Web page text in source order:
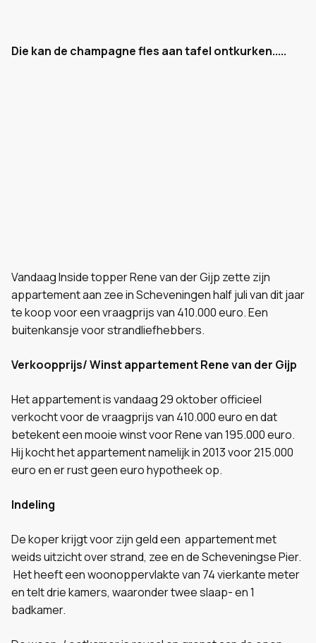
Die kan de champagne fles aan tafel ontkurken.....
Vandaag Inside topper Rene van der Gijp zette zijn
appartement aan zee in Scheveningen half juli van dit jaar
te koop voor een vraagprijs van 410.000 euro. Een
buitenkansje voor strandliefhebbers.
Verkoopprijs/ Winst appartement Rene van der Gijp
Het appartement is vandaag 29 oktober officieel
verkocht voor de vraagprijs van 410.000 euro en dat
betekent een mooie winst voor Rene van 195.000 euro.
Hij kocht het appartement namelijk in 2013 voor 215.000
euro en er rust geen euro hypotheek op.
Indeling
De koper krijgt voor zijn geld een appartement met
weids uitzicht over strand, zee en de Scheveningse Pier.
Het heeft een woonoppervlakte van 74 vierkante meter
en telt drie kamers, waaronder twee slaap- en 1
badkamer.